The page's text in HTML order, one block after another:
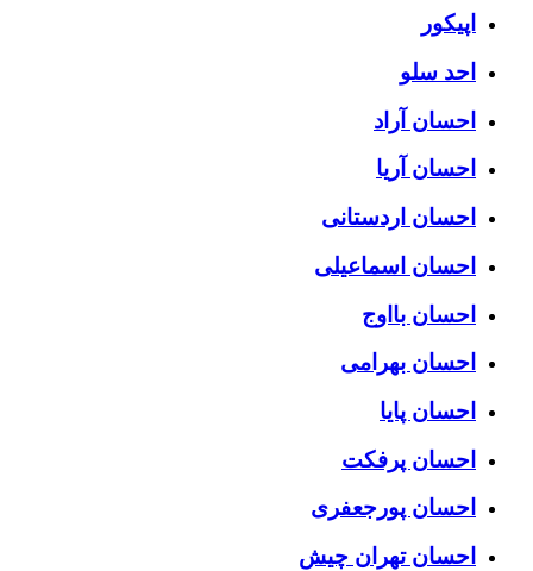
اپیکور
احد سلو
احسان آراد
احسان آریا
احسان اردستانی
احسان اسماعیلی
احسان بااوج
احسان بهرامی
احسان پایا
احسان پرفکت
احسان پورجعفری
احسان تهران چیش